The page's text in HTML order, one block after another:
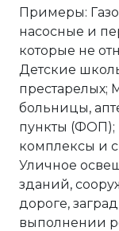
Примеры:
насосные и
которые не
Детские
больницы,
пункты (ФОП);
комплексы и
Уличное
зданий,
дороге,
выполнении